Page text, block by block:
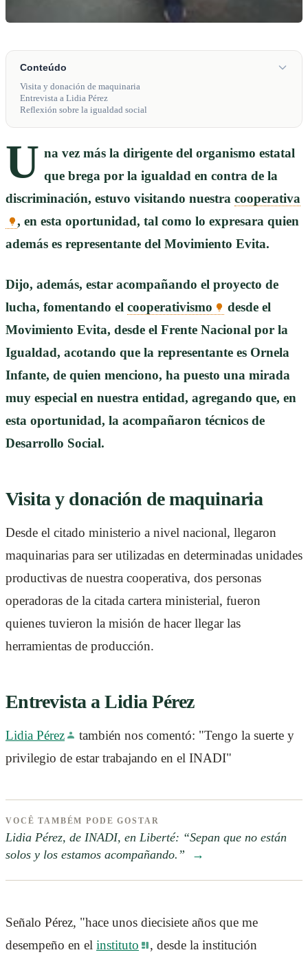
Conteúdo
Visita y donación de maquinaria
Entrevista a Lidia Pérez
Reflexión sobre la igualdad social
U na vez más la dirigente del organismo estatal
que brega por la igualdad en contra de la
discriminación, estuvo visitando nuestra cooperativa
, en esta oportunidad, tal como lo expresara quien
además es representante del Movimiento Evita.
Dijo, además, estar acompañando el proyecto de
lucha, fomentando el cooperativismo
desde el
Movimiento Evita, desde el Frente Nacional por la
Igualdad, acotando que la representante es Ornela
Infante, de quien menciono, ha puesto una mirada
muy especial en nuestra entidad, agregando que, en
esta oportunidad, la acompañaron técnicos de
Desarrollo Social.
Visita y donación de maquinaria
Desde el citado ministerio a nivel nacional, llegaron
maquinarias para ser utilizadas en determinadas unidades
productivas de nuestra cooperativa, dos personas
operadoras de la citada cartera ministerial, fueron
quienes tuvieron la misión de hacer llegar las
herramientas de producción.
Entrevista a Lidia Pérez
Lidia Pérez
también nos comentó: "Tengo la suerte y
privilegio de estar trabajando en el INADI"
VOCÊ TAMBÉM PODE GOSTAR
Lidia Pérez, de INADI, en Liberté: “Sepan que no están
solos y los estamos acompañando.”
→
Señalo Pérez, "hace unos diecisiete años que me
desempeño en el instituto
, desde la institución